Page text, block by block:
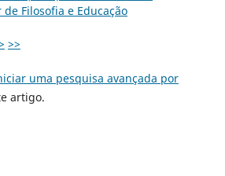
Filosofia e Educação
>>
uma pesquisa avançada por
artigo.